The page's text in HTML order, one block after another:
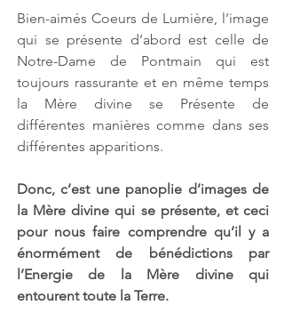
Bien-aimés Coeurs de Lumière, l’image
qui se présente d’abord est celle de
Notre-Dame de Pontmain qui est
toujours rassurante et en même temps
la Mère divine se Présente de
différentes manières comme dans ses
différentes apparitions.
Donc, c’est une panoplie d’images de
la Mère divine qui se présente, et ceci
pour nous faire comprendre qu’il y a
énormément de bénédictions par
l’Energie de la Mère divine qui
entourent toute la Terre.